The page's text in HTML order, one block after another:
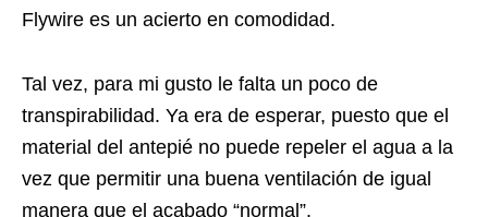
Flywire es un acierto en comodidad.
Tal vez, para mi gusto le falta un poco de
transpirabilidad. Ya era de esperar, puesto que el
material del antepié no puede repeler el agua a la
vez que permitir una buena ventilación de igual
manera que el acabado “normal”.